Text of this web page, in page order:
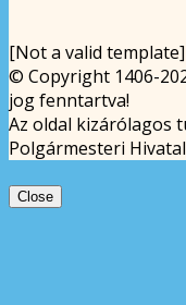
[Not a valid template]
© Copyright 1406-
jog fenntartva!
Az oldal kizárólagos
Polgármesteri
Close